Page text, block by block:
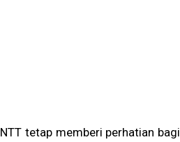
tetap memberi perhatian